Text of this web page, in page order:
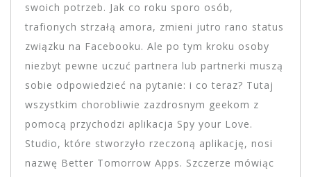
swoich potrzeb. Jak co roku sporo osób,
trafionych strzałą amora, zmieni jutro rano status
związku na Facebooku. Ale po tym kroku osoby
niezbyt pewne uczuć partnera lub partnerki muszą
sobie odpowiedzieć na pytanie: i co teraz? Tutaj
wszystkim chorobliwie zazdrosnym geekom z
pomocą przychodzi aplikacja Spy your Love.
Studio, które stworzyło rzeczoną aplikację, nosi
nazwę Better Tomorrow Apps. Szczerze mówiąc